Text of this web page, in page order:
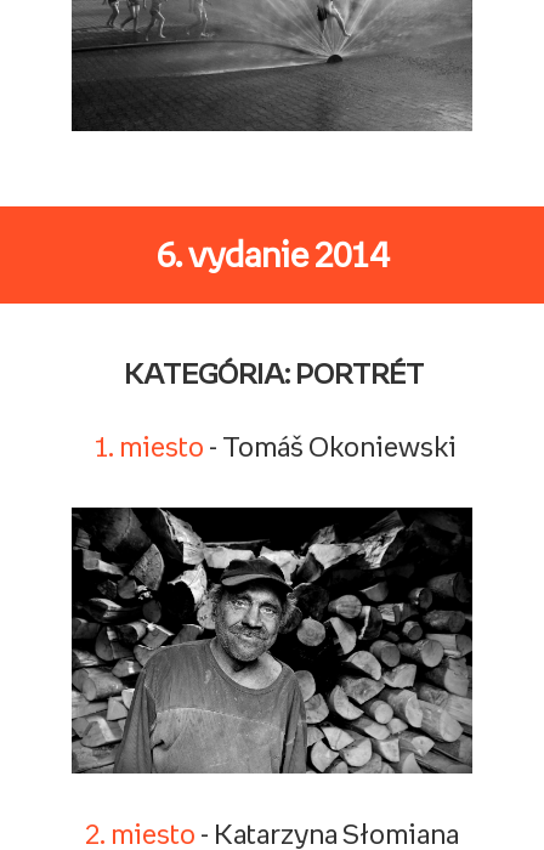
6. vydanie 2014
KATEGÓRIA: PORTRÉT
1. miesto - Tomáš Okoniewski
2. miesto - Katarzyna Słomiana